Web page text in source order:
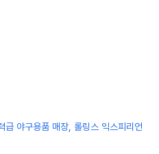
급 야구용품 매장, 롤링스 익스피리언